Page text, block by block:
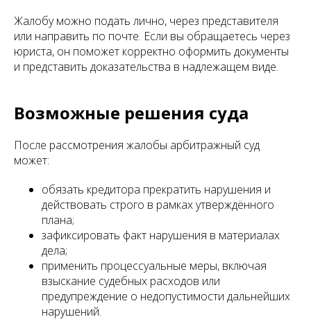
Жалобу можно подать лично, через представителя
или направить по почте. Если вы обращаетесь через
юриста, он поможет корректно оформить документы
и представить доказательства в надлежащем виде.
Возможные решения суда
После рассмотрения жалобы арбитражный суд
может:
обязать кредитора прекратить нарушения и
действовать строго в рамках утверждённого
плана;
зафиксировать факт нарушения в материалах
дела;
применить процессуальные меры, включая
взыскание судебных расходов или
предупреждение о недопустимости дальнейших
нарушений.